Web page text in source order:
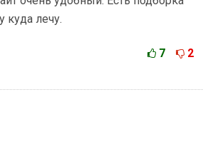
куда лечу.
7 2